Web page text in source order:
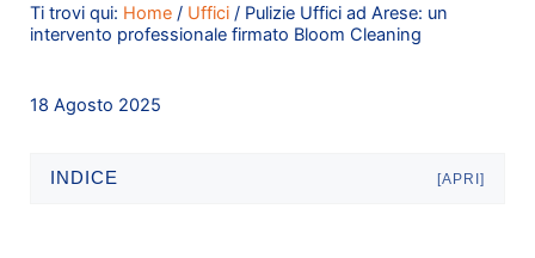
Ti trovi qui: Home / Uffici /Pulizie Uffici ad Arese: un
intervento professionale firmato Bloom Cleaning
18 Agosto 2025
INDICE [APRI]